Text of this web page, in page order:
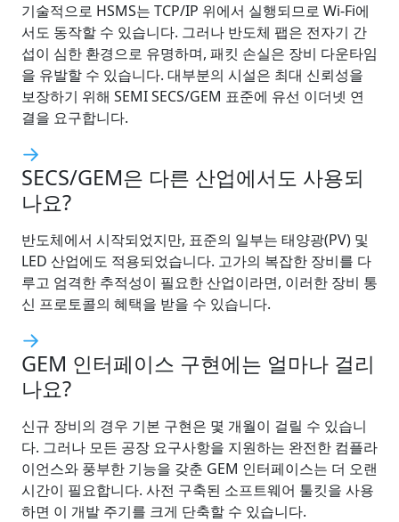
기술적으로 HSMS는 TCP/IP 위에서 실행되므로 Wi-Fi에
서도 동작할 수 있습니다. 그러나 반도체 팹은 전자기 간
섭이 심한 환경으로 유명하며, 패킷 손실은 장비 다운타임
을 유발할 수 있습니다. 대부분의 시설은 최대 신뢰성을
보장하기 위해 SEMI SECS/GEM 표준에 유선 이더넷 연
결을 요구합니다.
SECS/GEM은 다른 산업에서도 사용되
나요?
반도체에서 시작되었지만, 표준의 일부는 태양광(PV) 및
LED 산업에도 적용되었습니다. 고가의 복잡한 장비를 다
루고 엄격한 추적성이 필요한 산업이라면, 이러한 장비 통
신 프로토콜의 혜택을 받을 수 있습니다.
GEM 인터페이스 구현에는 얼마나 걸리
나요?
신규 장비의 경우 기본 구현은 몇 개월이 걸릴 수 있습니
다. 그러나 모든 공장 요구사항을 지원하는 완전한 컴플라
이언스와 풍부한 기능을 갖춘 GEM 인터페이스는 더 오랜
시간이 필요합니다. 사전 구축된 소프트웨어 툴킷을 사용
하면 이 개발 주기를 크게 단축할 수 있습니다.